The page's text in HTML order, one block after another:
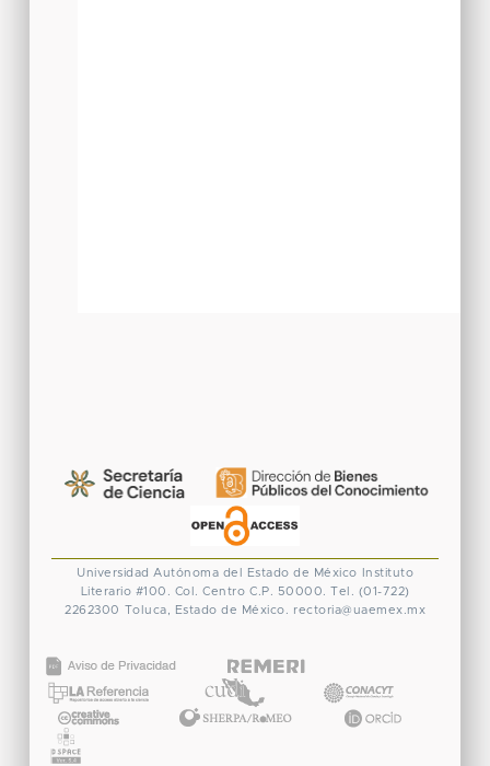
Universidad Autónoma del Estado de México
Instituto
Literario #100. Col. Centro C.P. 50000. Tel. (01-722)
2262300 Toluca, Estado de México. rectoria@uaemex.mx